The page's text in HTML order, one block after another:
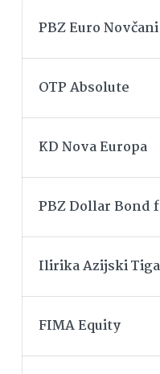
PBZ Euro Novčani
OTP Absolute
KD Nova Europa
PBZ Dollar Bond
Ilirika Azijski
FIMA Equity